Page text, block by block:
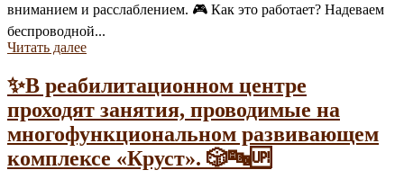
вниманием и расслаблением. 🎮 Как это работает? Надеваем
беспроводной...
Читать далее
✨В реабилитационном центре
проходят занятия, проводимые на
многофункциональном развивающем
комплексе «Круст». 🎲🔤🆙